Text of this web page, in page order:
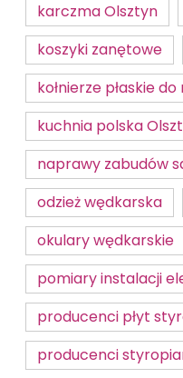
karczma Olsztyn
koszyki zanętowe
kołnierze płaskie do
kuchnia polska
naprawy zabudów
odzież wędkarska
okulary wędkarskie
pomiary instalacji
producenci płyt
producenci